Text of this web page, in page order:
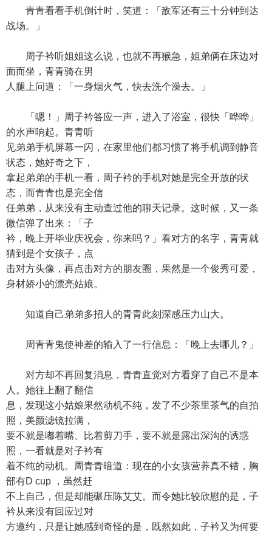
青青看看手机倒计时，笑道：「敌军还有三十分钟到达
战场。」
周子衿听姐姐这么说，也就不再猴急，姐弟俩在床边对
面而坐，青青骑在男
人腿上问道：「一身烟火气，快去洗个澡去。」
「嗯！」周子衿答应一声，进入了浴室，很快「哗哗」
的水声响起。青青听
见弟弟手机屏幕一闪，在家里他们都习惯了将手机调到静音
状态，她好奇之下，
拿起弟弟的手机一看，周子衿的手机对她是完全开放的状
态，而青青也是完全信
任弟弟，从来没有主动查过他的聊天记录。这时候，又一条
微信弹了出来：「子
衿，晚上开毕业庆祝会，你来吗？」看对方的名字，青青就
猜到是个女孩子，点
击对方头像，再点击对方的朋友圈，果然是一个俊秀可爱，
身材娇小的漂亮姑娘。
知道自己弟弟多招人的青青此刻深感压力山大。
周青青鬼使神差的输入了一行信息：「晚上去哪儿？」
对方却不再回复消息，青青直觉对方看穿了自己不是本
人。她往上翻了翻信
息，发现这小姑娘果然动机不纯，发了不少茶里茶气的自拍
照，美颜滤镜拉满，
要不就是嘟着嘴、比着剪刀手，要不就是露出深沟的诱惑
照，一看就是对子衿有
着不纯的动机。周青青暗道：现在的小女孩营养真不错，胸
部有D cup ，虽然赶
不上自己，但是却能碾压陈艾艾。而令她比较欣慰的是，子
衿从来没有回应过对
方邀约，只是让她感到奇怪的是，既然如此，子衿又为何要